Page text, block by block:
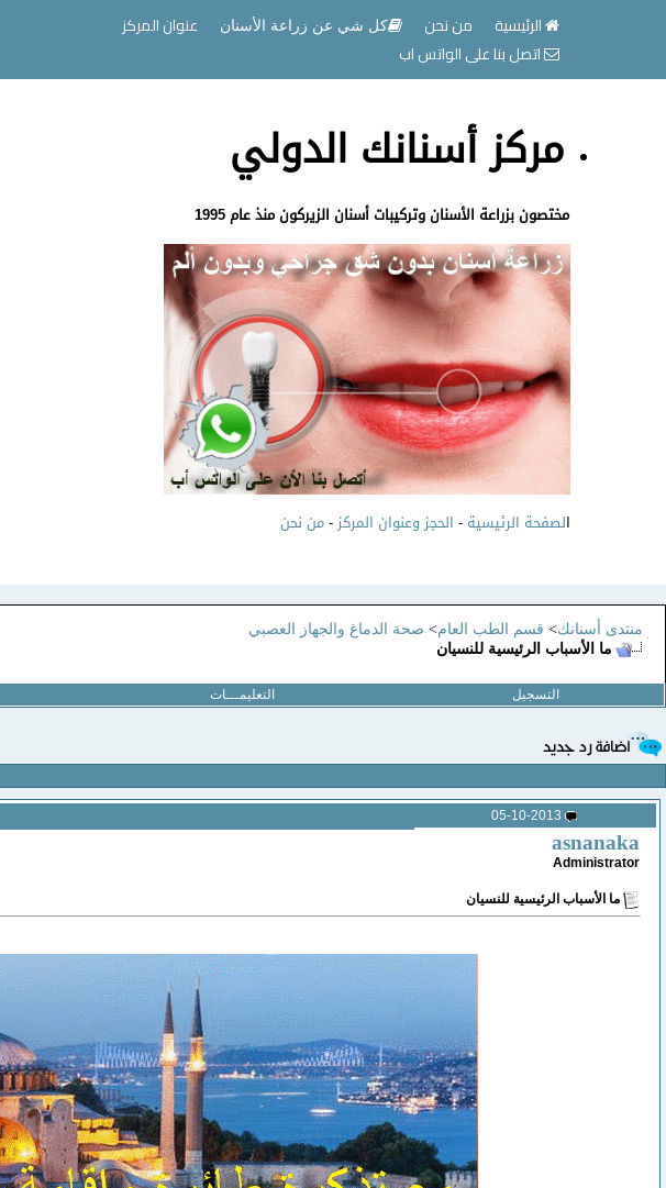
الرئيسية من نحن كل شي عن زراعة الأسنان
عنوان المركز
اتصل بنا على الواتس اب
مركز أسنانك الدولي
مختصون بزراعة الأسنان وتركيبات أسنان الزيركون منذ عام 1995
الصفحة الرئيسية - الحجز وعنوان المركز-من نحن
منتدى أسنانك> قسم الطب العام> صحة الدماغ والجهاز العصبي
ما الأسباب الرئيسية للنسيان
التسجيل التعليمـــات
05-10-2013
asnanaka
Administrator
ما الأسباب الرئيسية للنسيان